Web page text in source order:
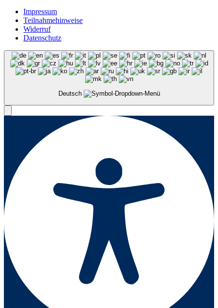
Impressum
Teilnahmehinweise
Widerruf
Datenschutz
Deutsch